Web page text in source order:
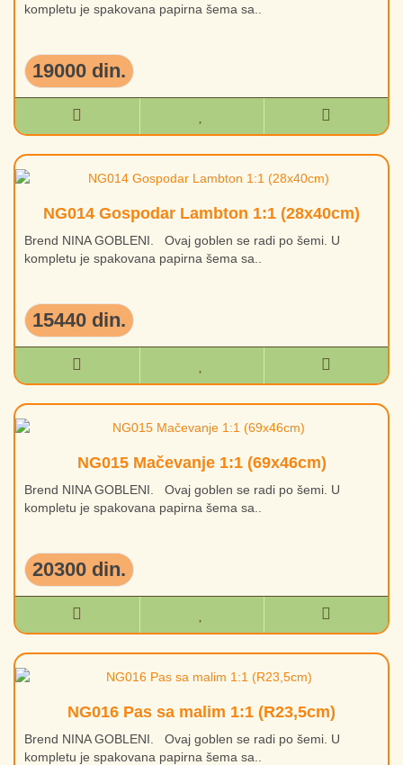
kompletu je spakovana papirna šema sa..
19000 din.
NG014 Gospodar Lambton 1:1 (28x40cm)
Brend NINA GOBLENI. Ovaj goblen se radi po šemi. U
kompletu je spakovana papirna šema sa..
15440 din.
NG015 Mačevanje 1:1 (69x46cm)
Brend NINA GOBLENI. Ovaj goblen se radi po šemi. U
kompletu je spakovana papirna šema sa..
20300 din.
NG016 Pas sa malim 1:1 (R23,5cm)
Brend NINA GOBLENI. Ovaj goblen se radi po šemi. U
kompletu je spakovana papirna šema sa..